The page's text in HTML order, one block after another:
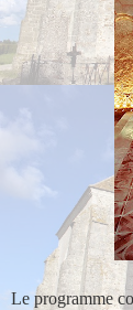
Le programme